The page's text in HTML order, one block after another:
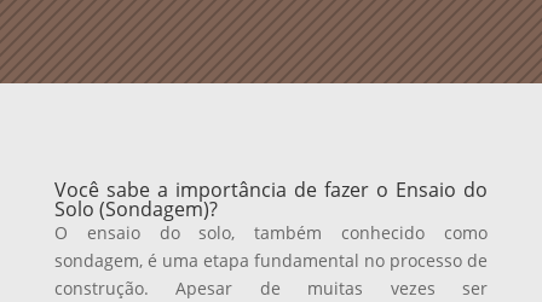
Você sabe a importância de fazer o Ensaio do
Solo (Sondagem)?
O ensaio do solo, também conhecido como
sondagem, é uma etapa fundamental no processo de
construção. Apesar de muitas vezes ser